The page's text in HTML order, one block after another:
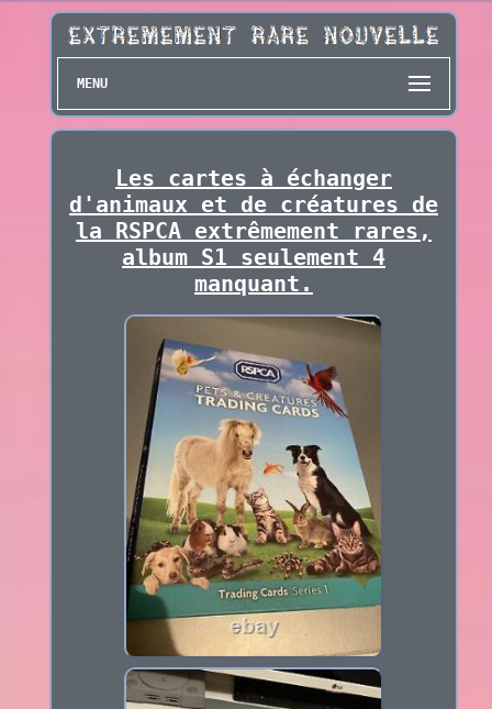
MENU
Les cartes à échanger
d'animaux et de créatures de
la RSPCA extrêmement rares,
album S1 seulement 4
manquant.